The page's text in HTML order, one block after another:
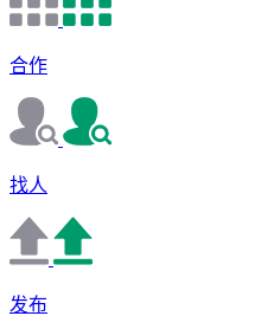
合作
找人
发布